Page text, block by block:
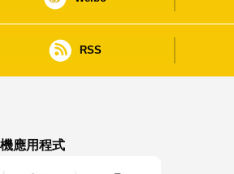
RSS
應用程式